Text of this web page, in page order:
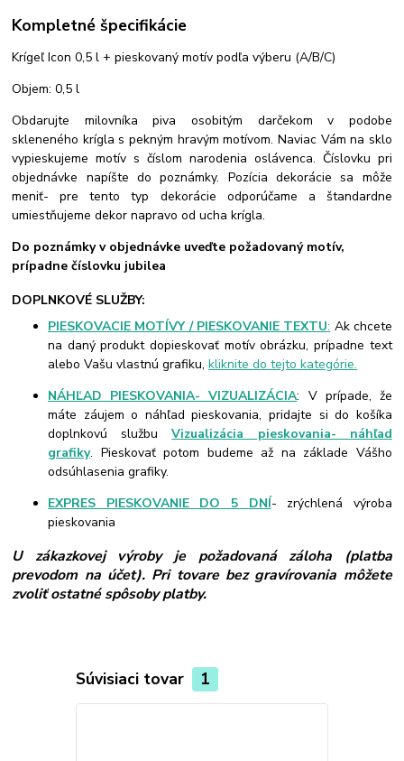
Kompletné špecifikácie
Krígeľ Icon 0,5 l + pieskovaný motív podľa výberu (A/B/C)
Objem: 0,5 l
Obdarujte milovníka piva osobitým darčekom v podobe
skleneného krígla s pekným hravým motívom. Naviac Vám na sklo
vypieskujeme motív s číslom narodenia oslávenca. Číslovku pri
objednávke napíšte do poznámky. Pozícia dekorácie sa môže
meniť- pre tento typ dekorácie odporúčame a štandardne
umiestňujeme dekor napravo od ucha krígla.
Do poznámky v objednávke uveďte požadovaný motív,
prípadne číslovku jubilea
DOPLNKOVÉ SLUŽBY:
PIESKOVACIE MOTÍVY / PIESKOVANIE TEXTU: Ak chcete
na daný produkt dopieskovať motív obrázku, prípadne text
alebo Vašu vlastnú grafiku,kliknite do tejto kategórie.
NÁHĽAD PIESKOVANIA- VIZUALIZÁCIA: V prípade, že
máte záujem o náhľad pieskovania, pridajte si do košíka
doplnkovú službuVizualizácia pieskovania- náhľad
grafiky. Pieskovať potom budeme až na základe Vášho
odsúhlasenia grafiky.
EXPRES PIESKOVANIE DO 5 DNÍ- zrýchlená výroba
pieskovania
U zákazkovej výroby je požadovaná záloha (platba
prevodom na účet). Pri tovare bez gravírovania môžete
zvoliť ostatné spôsoby platby.
Súvisiaci tovar 1